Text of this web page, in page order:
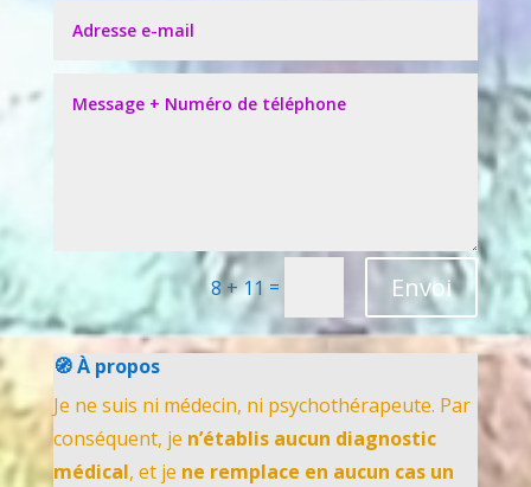
8 + 11 = Envoi
🧭 À propos
Je ne suis ni médecin, ni psychothérapeute. Par
conséquent, je n’établis aucun diagnostic
médical, et je ne remplace en aucun cas un